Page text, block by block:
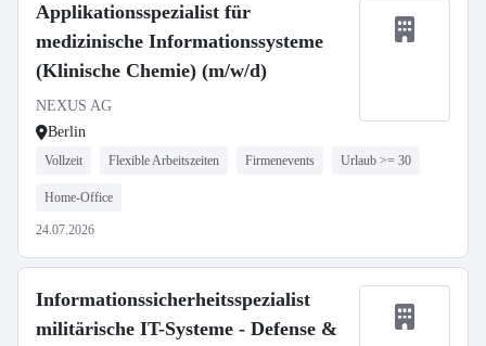
Applikationsspezialist für
medizinische Informationssysteme
(Klinische Chemie) (m/w/d)
NEXUS AG
Berlin
Vollzeit Flexible Arbeitszeiten Firmenevents Urlaub >= 30
Home-Office
24.07.2026
Informationssicherheitsspezialist
militärische IT-Systeme - Defense &